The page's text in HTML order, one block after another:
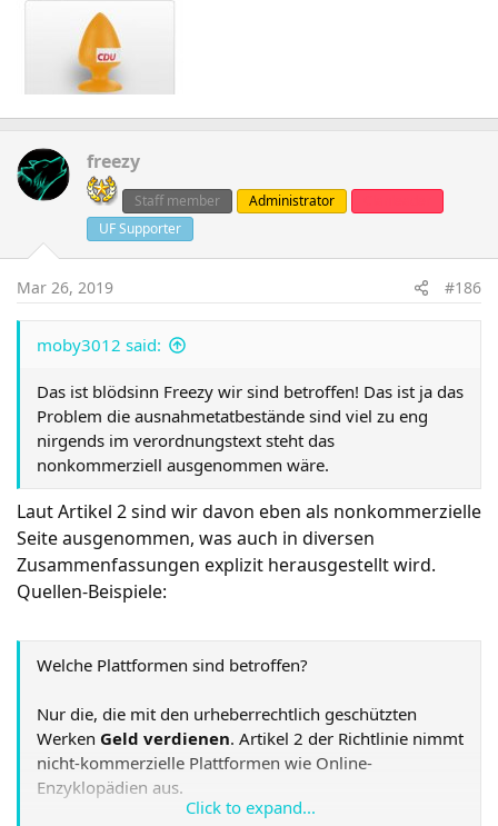
freezy
Staff member Administrator
UF Supporter
Mar 26, 2019 #186
moby3012 said:
Das ist blödsinn Freezy wir sind betroffen! Das ist ja das
Problem die ausnahmetatbestände sind viel zu eng
nirgends im verordnungstext steht das
nonkommerziell ausgenommen wäre.
Laut Artikel 2 sind wir davon eben als nonkommerzielle
Seite ausgenommen, was auch in diversen
Zusammenfassungen explizit herausgestellt wird.
Quellen-Beispiele:
Welche Plattformen sind betroffen?
Nur die, die mit den urheberrechtlich geschützten
Werken Geld verdienen. Artikel 2 der Richtlinie nimmt
nicht-kommerzielle Plattformen wie Online-
Enzyklopädien aus.
Click to expand...